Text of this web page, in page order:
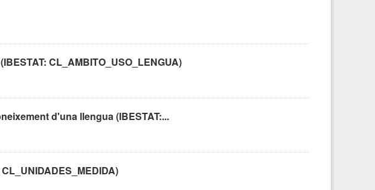
CL_AMBITO_USO_LENGUA)
d'una llengua (IBESTAT:...